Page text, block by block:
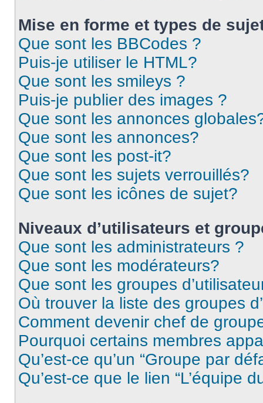
Mise en forme et types de
Que sont les BBCodes ?
Puis-je utiliser le HTML?
Que sont les smileys ?
Puis-je publier des images ?
Que sont les annonces
Que sont les annonces?
Que sont les post-it?
Que sont les sujets verrouillés?
Que sont les icônes de sujet?
Niveaux d’utilisateurs et
Que sont les administrateurs ?
Que sont les modérateurs?
Que sont les groupes
Où trouver la liste des groupes
Comment devenir chef de
Pourquoi certains membres
Qu’est-ce qu’un “Groupe par
Qu’est-ce que le lien “L’équipe